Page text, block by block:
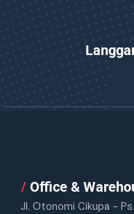
/ Office &
Jl. Otonomi Cikupa -